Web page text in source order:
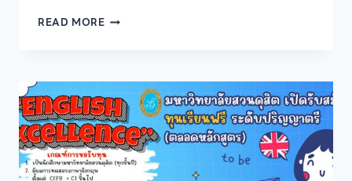
READ MOREมหาวิทยาลัย
สมัคร
บุคคล
เข้า
ศึกษา
ต่อ
ระดับ